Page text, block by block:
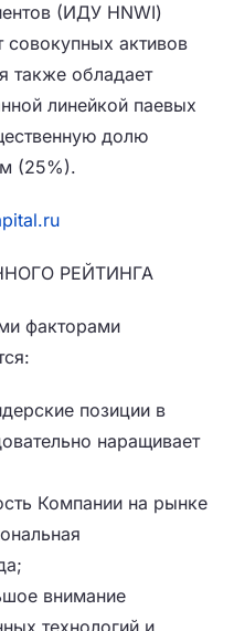
(ИДУ HNWI)
совокупных активов
также обладает
линейкой паевых
долю
(25%).
РЕЙТИНГА
факторами
позиции в
наращивает
Компании на рынке
внимание
технологий и